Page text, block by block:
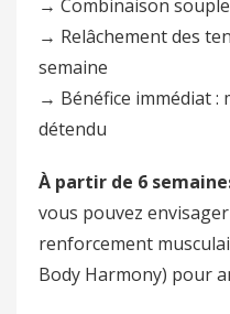
→ Combinaison
→ Relâchement des
semaine
→ Bénéfice immédiat :
détendu
À partir de 6
vous pouvez
renforcement
Body Harmony) pour